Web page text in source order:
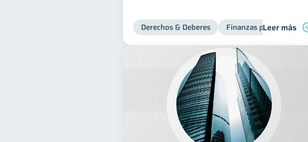
Derechos & Deberes Finanzas personales
Leer más